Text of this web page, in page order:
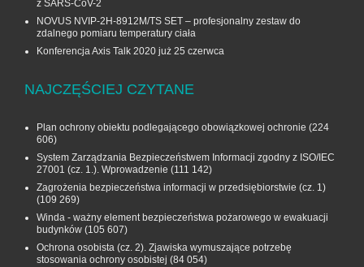
z SARS-CoV-2
NOVUS NVIP-2H-8912M/TS SET – profesjonalny zestaw do
zdalnego pomiaru temperatury ciała
Konferencja Axis Talk 2020 już 25 czerwca
NAJCZĘŚCIEJ CZYTANE
Plan ochrony obiektu podlegającego obowiązkowej ochronie (224
606)
System Zarządzania Bezpieczeństwem Informacji zgodny z ISO/IEC
27001 (cz. 1.). Wprowadzenie (111 142)
Zagrożenia bezpieczeństwa informacji w przedsiębiorstwie (cz. 1)
(109 269)
Winda - ważny element bezpieczeństwa pożarowego w ewakuacji
budynków (105 607)
Ochrona osobista (cz. 2). Zjawiska wymuszające potrzebę
stosowania ochrony osobistej (84 054)